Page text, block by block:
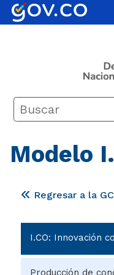
Modelo
Regresar a la
I.CO: Innovación
Producción de